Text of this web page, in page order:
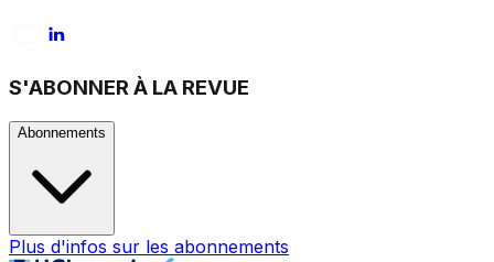
S'ABONNER À LA REVUE
Abonnements
Plus d'infos sur les abonnements